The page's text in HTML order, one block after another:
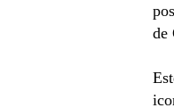
de